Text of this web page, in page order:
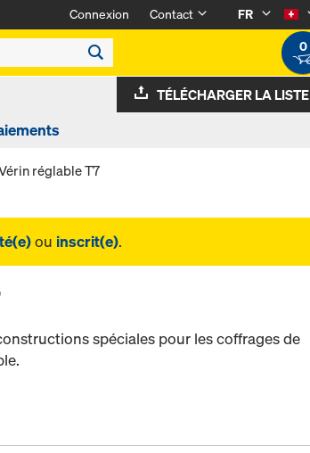
Connexion Contact
FR
0
TÉLÉCHARGER LA LISTE
réglable T7
ou inscrit(e).
spéciales pour les coffrages de